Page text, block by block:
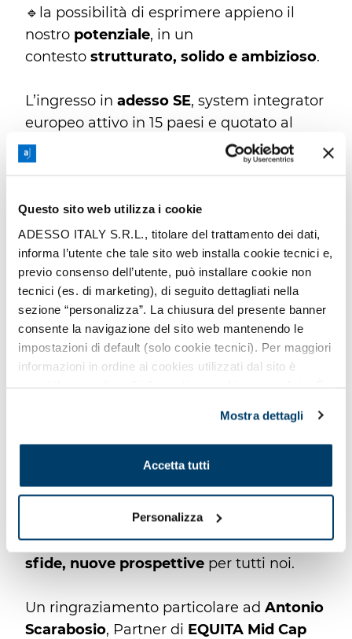
Questo sito web utilizza i cookie
ADESSO ITALY S.R.L., titolare del trattamento dei dati,
informa l’utente che tale sito web installa cookie tecnici e,
previo consenso dell’utente, può installare cookie non
tecnici (es. di marketing), di seguito dettagliati nella
sezione “personalizza”. La chiusura del presente banner
consente la navigazione del sito web mantenendo le
impostazioni di default (solo cookie tecnici). Per maggiori
informazioni in ordine ai cookies utilizzati dal sito è
seguito mediante il pulsante presente a sinistra in basso,
della pagina web.
Mostra dettagli
Accetta tutti
Personalizza
🔹la possibilità di esprimere appieno il
nostro potenziale, in un
contesto strutturato, solido e ambizioso.
L’ingresso in adesso SE, system integrator
europeo attivo in 15 paesi e quotato al
mercato di Francoforte, non ha significato
snaturare la nostra identità. Al contrario, ci
trovato nel gruppo tedesco l’opportunità
di condividerevalori profondi, visione
strategica e spirito imprenditoriale .
L’affinità culturaleè stata evidente sin
dall’inizio, così come la volontà di costruire
insieme un percorso sostenibile di
crescita, nel rispetto della nostra
autonomia operativa e della nostra
cuore, l’energia e l’impronta che da
sempre ci contraddistinguono. Abbiamo
scelto di crescere, di evolvere: e questa
scelta sta aprendonuove strade, nuove
sfide, nuove prospettive per tutti noi.
Un ringraziamento particolare ad Antonio
Scarabosio, Partner di EQUITA Mid Cap